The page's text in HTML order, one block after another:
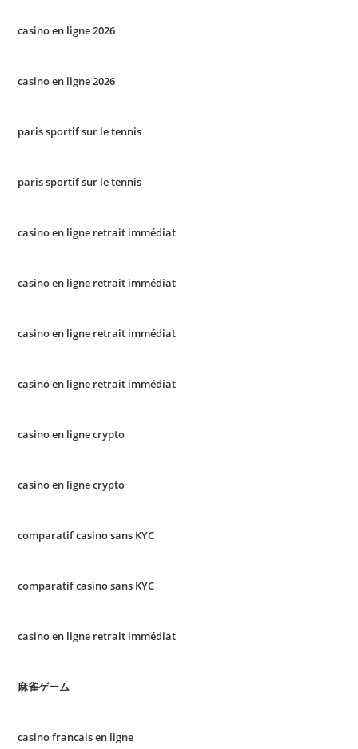
casino en ligne 2026
casino en ligne 2026
paris sportif sur le tennis
paris sportif sur le tennis
casino en ligne retrait immédiat
casino en ligne retrait immédiat
casino en ligne retrait immédiat
casino en ligne retrait immédiat
casino en ligne crypto
casino en ligne crypto
comparatif casino sans KYC
comparatif casino sans KYC
casino en ligne retrait immédiat
麻雀ゲーム
casino francais en ligne